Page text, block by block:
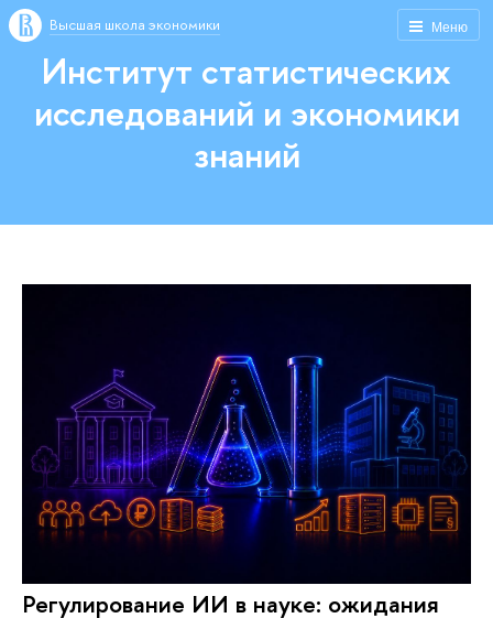
Меню
Высшая школа экономики
Институт статистических
исследований и экономики
знаний
Регулирование ИИ в науке: ожидания